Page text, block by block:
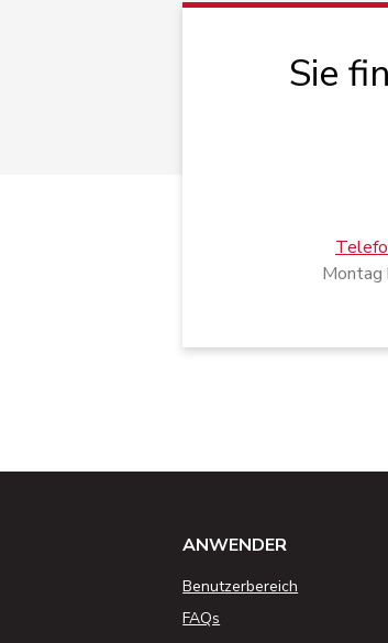
Sie
Montag
ANWENDER
Benutzerbereich
FAQs